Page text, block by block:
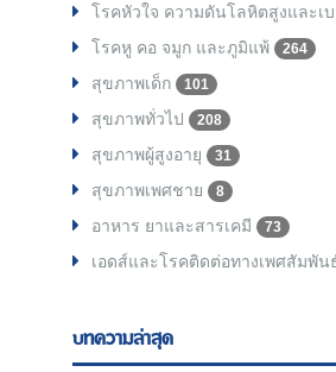
โรคหัวใจ ความดันโลหิตสูงและเ
โรคหู คอ จมูก และภูมิแพ้ 264
สุขภาพเด็ก 101
สุขภาพทั่วไป 208
สุขภาพผู้สูงอายุ 31
สุขภาพเพศชาย 8
อาหาร ยาและสารเคมี 73
เอดส์และโรคติดต่อทางเพศสัมพัน
บทความล่าสุด